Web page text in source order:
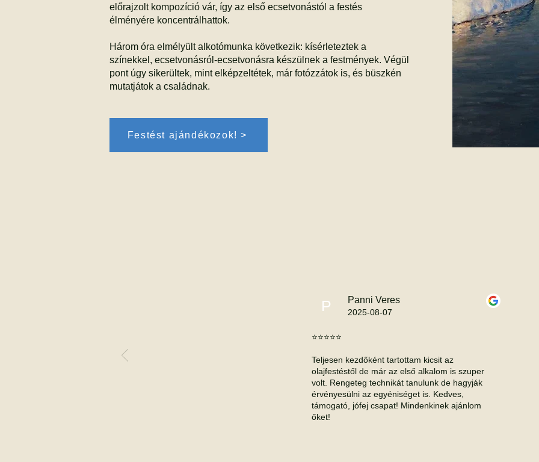
előrajzolt kompozíció vár, így az első ecsetvonástól a festés
élményére koncentrálhattok.
Három óra elmélyült alkotómunka következik: kísérleteztek a
színekkel, ecsetvonásról-ecsetvonásra készülnek a festmények. Végül
pont úgy sikerültek, mint elképzeltétek, már fotózzátok is, és büszkén
mutatjátok a családnak.
Festést ajándékozok! >
P Panni Veres
2025-08-07
⭐⭐⭐⭐⭐
Teljesen kezdőként tartottam kicsit az
olajfestéstől de már az első alkalom is szuper
volt. Rengeteg technikát tanulunk de hagyják
érvényesülni az egyéniséget is. Kedves,
támogató, jófej csapat! Mindenkinek ajánlom
őket!